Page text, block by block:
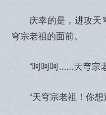
庆幸的是，进攻天
穹宗老祖的面前。
“呵呵呵......天穹宗
“天穹宗老祖！你